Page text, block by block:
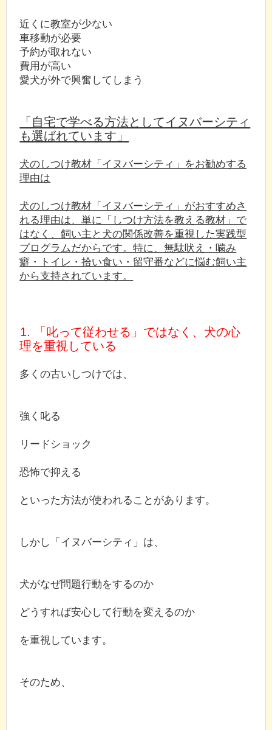
近くに教室が少ない
車移動が必要
予約が取れない
費用が高い
愛犬が外で興奮してしまう
「自宅で学べる方法としてイヌバーシティ
も選ばれています」
犬のしつけ教材「イヌバーシティ」をお勧めする
理由は
犬のしつけ教材「イヌバーシティ」がおすすめさ
れる理由は、単に「しつけ方法を教える教材」で
はなく、飼い主と犬の関係改善を重視した実践型
プログラムだからです。特に、無駄吠え・噛み
癖・トイレ・拾い食い・留守番などに悩む飼い主
から支持されています。
1. 「叱って従わせる」ではなく、犬の心
理を重視している
多くの古いしつけでは、
強く叱る
リードショック
恐怖で抑える
といった方法が使われることがあります。
しかし「イヌバーシティ」は、
犬がなぜ問題行動をするのか
どうすれば安心して行動を変えるのか
を重視しています。
そのため、